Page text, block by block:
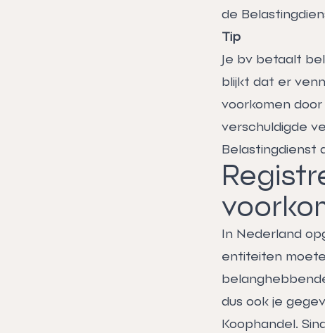
de
Tip
Je bv betaalt
blijkt dat er
voorkomen
verschuldigde
Belastingdienst
In Nederland
entiteiten
dus ook je
Koophandel.